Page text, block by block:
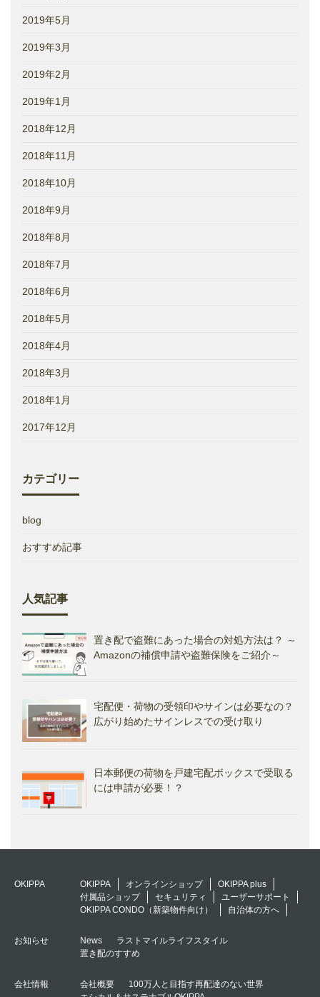
2019年5月
2019年3月
2019年2月
2019年1月
2018年12月
2018年11月
2018年10月
2018年9月
2018年8月
2018年7月
2018年6月
2018年5月
2018年4月
2018年3月
2018年1月
2017年12月
カテゴリー
blog
おすすめ記事
人気記事
置き配で盗難にあった場合の対処方法は？ ～
Amazonの補償申請や盗難保険をご紹介～
宅配便・荷物の受領印やサインは必要なの？
広がり始めたサインレスでの受け取り
日本郵便の荷物を戸建宅配ボックスで受取る
には申請が必要！？
OKIPPA OKIPPA オンラインショップ
OKIPPA plus
付属品ショップ
セキュリティ
ユーザーサポート
OKIPPA CONDO（新築物件向け）
自治体の方へ
お知らせ News
ラストマイルライフスタイル
置き配のすすめ
会社情報 会社概要
100万人と目指す再配達のない世界